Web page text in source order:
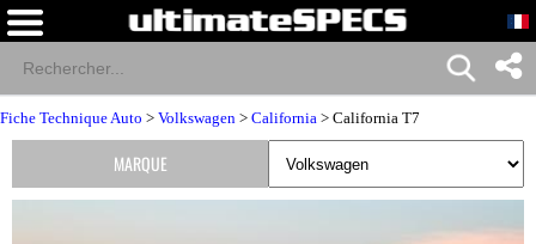
Fiche Technique Auto > Volkswagen > California > California T7
MARQUE